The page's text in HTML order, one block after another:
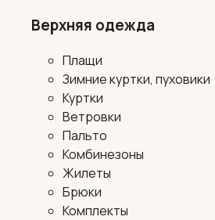
Верхняя одежда
Плащи
Зимние куртки, пуховики
Куртки
Ветровки
Пальто
Комбинезоны
Жилеты
Брюки
Комплекты